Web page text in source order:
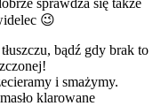
😉
bądź gdy brak to
i smażymy.
klarowane